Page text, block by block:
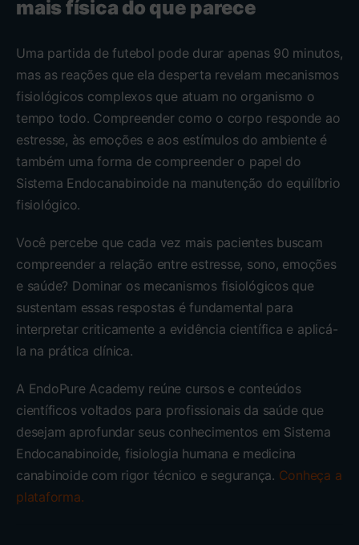
mais física do que parece
Uma partida de futebol pode durar apenas 90 minutos,
mas as reações que ela desperta revelam mecanismos
fisiológicos complexos que atuam no organismo o
tempo todo. Compreender como o corpo responde ao
estresse, às emoções e aos estímulos do ambiente é
também uma forma de compreender o papel do
Sistema Endocanabinoide na manutenção do equilíbrio
fisiológico.
Você percebe que cada vez mais pacientes buscam
compreender a relação entre estresse, sono, emoções
e saúde? Dominar os mecanismos fisiológicos que
sustentam essas respostas é fundamental para
interpretar criticamente a evidência científica e aplicá-
la na prática clínica.
A EndoPure Academy reúne cursos e conteúdos
científicos voltados para profissionais da saúde que
desejam aprofundar seus conhecimentos em Sistema
Endocanabinoide, fisiologia humana e medicina
canabinoide com rigor técnico e segurança. Conheça a
plataforma.